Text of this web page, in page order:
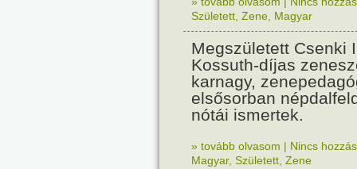
Született Zene Magyar
Megszületett Csenki
Kossuth-díjas
karnagy,
elsősorban
nótái ismertek.
» tovább olvasom | Nincs
Magyar, Született Zene